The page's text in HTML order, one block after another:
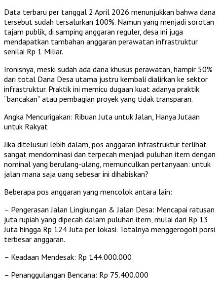
Data terbaru per tanggal 2 April 2026 menunjukkan bahwa dana
tersebut sudah tersalurkan 100%. Namun yang menjadi sorotan
tajam publik, di samping anggaran reguler, desa ini juga
mendapatkan tambahan anggaran perawatan infrastruktur
senilai Rp 1 Miliar.
Ironisnya, meski sudah ada dana khusus perawatan, hampir 50%
dari total Dana Desa utama justru kembali dialirkan ke sektor
infrastruktur. Praktik ini memicu dugaan kuat adanya praktik
“bancakan” atau pembagian proyek yang tidak transparan.
Angka Mencurigakan: Ribuan Juta untuk Jalan, Hanya Jutaan
untuk Rakyat
Jika ditelusuri lebih dalam, pos anggaran infrastruktur terlihat
sangat mendominasi dan terpecah menjadi puluhan item dengan
nominal yang berulang-ulang, memunculkan pertanyaan: untuk
jalan mana saja uang sebesar ini dihabiskan?
Beberapa pos anggaran yang mencolok antara lain:
– Pengerasan Jalan Lingkungan & Jalan Desa: Mencapai ratusan
juta rupiah yang dipecah dalam puluhan item, mulai dari Rp 13
Juta hingga Rp 124 Juta per lokasi. Totalnya menggerogoti porsi
terbesar anggaran.
– Keadaan Mendesak: Rp 144.000.000
– Penanggulangan Bencana: Rp 75.400.000